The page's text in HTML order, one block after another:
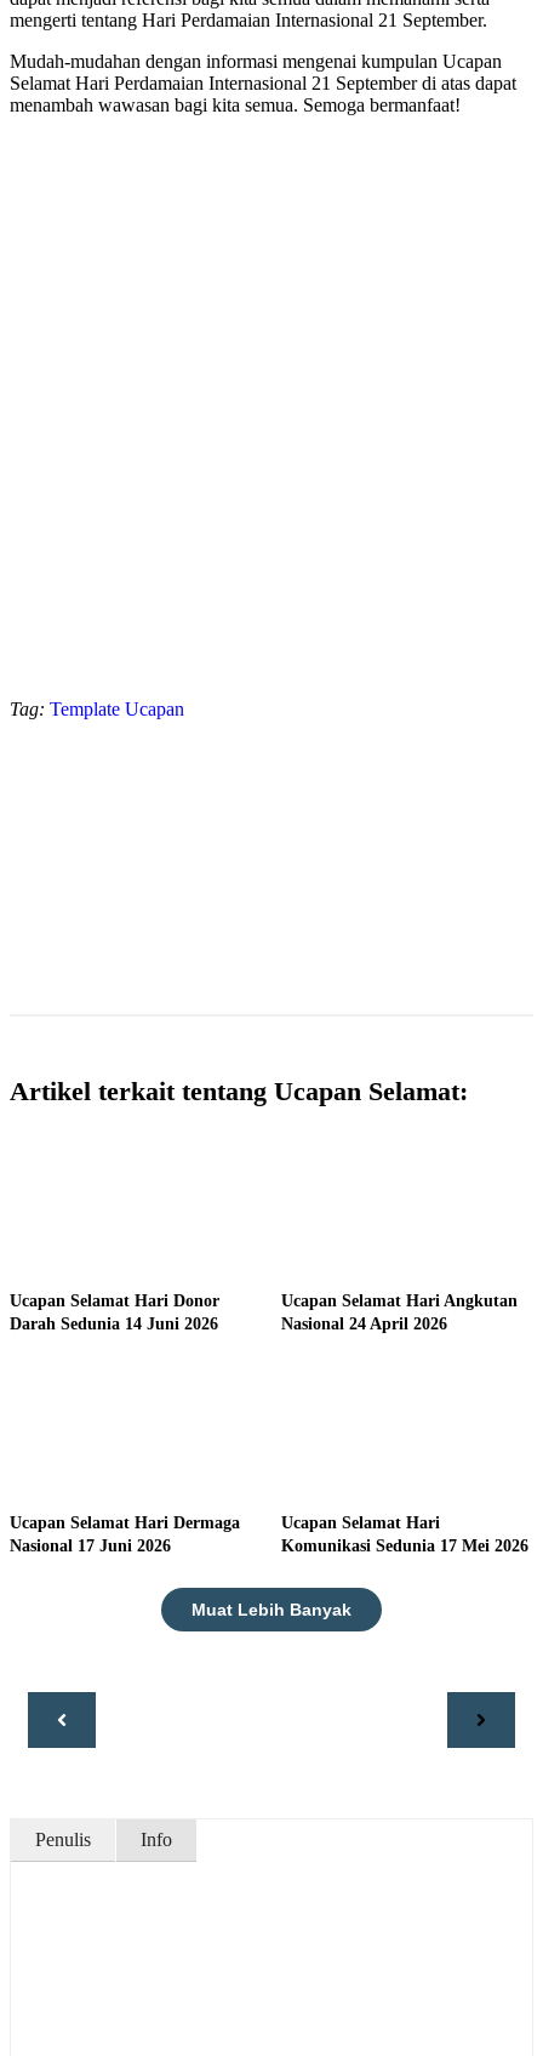
mengerti tentang Hari Perdamaian Internasional 21 September.
Mudah-mudahan dengan informasi mengenai kumpulan Ucapan
Selamat Hari Perdamaian Internasional 21 September di atas dapat
menambah wawasan bagi kita semua. Semoga bermanfaat!
Tag: Template Ucapan
Artikel terkait tentang Ucapan Selamat:
Ucapan Selamat Hari Donor
Darah Sedunia 14 Juni 2026
Ucapan Selamat Hari Angkutan
Nasional 24 April 2026
Ucapan Selamat Hari Dermaga
Nasional 17 Juni 2026
Ucapan Selamat Hari
Komunikasi Sedunia 17 Mei 2026
Muat Lebih Banyak
Penulis Info